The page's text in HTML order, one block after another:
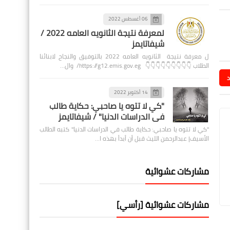
06 أغسطس 2022
لمعرفة نتيجة الثانويه العامه 2022 /
شيفاتايمز
ل معرفة نتيجة الثانويه العامه 2022 بالتوفيق والنجاح لابنائنا
الطلاب 👇👇👇👇👇👇👇👇👇 https://g12.emis.gov.eg/ وال…
14 أكتوبر 2022
"كي لا تتوه يا صاحبي: حكاية طالب
في الدراسات الدنيا" / شيفاتايمز
"كي لا تتوه يا صاحبي: حكاية طالب في الدراسات الدنيا" كتبه الطالب
الأسيف| عبدالرحمن الليث قبل أن أبدأ بهذه ا…
مشاركات عشوائية
مشاركات عشوائية [رأسي]